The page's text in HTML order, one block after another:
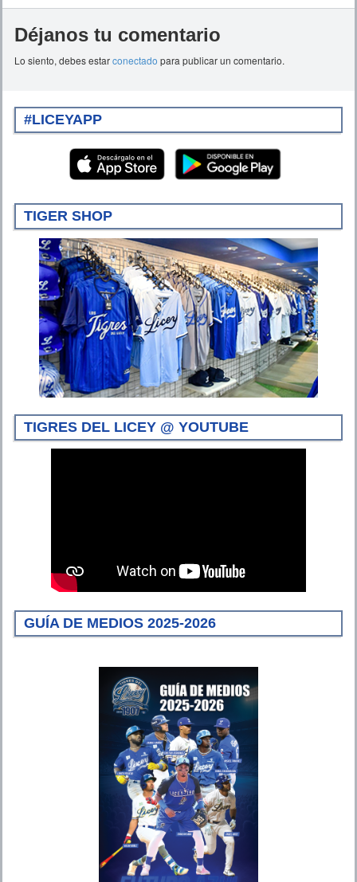
Déjanos tu comentario
Lo siento, debes estarconectado para publicar un comentario.
#LICEYAPP
TIGER SHOP
TIGRES DEL LICEY @ YOUTUBE
GUÍA DE MEDIOS 2025-2026